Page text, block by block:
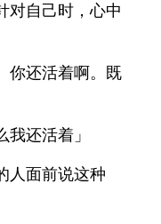
对自己时，心中
你还活着啊。既
还活着」
人面前说这种